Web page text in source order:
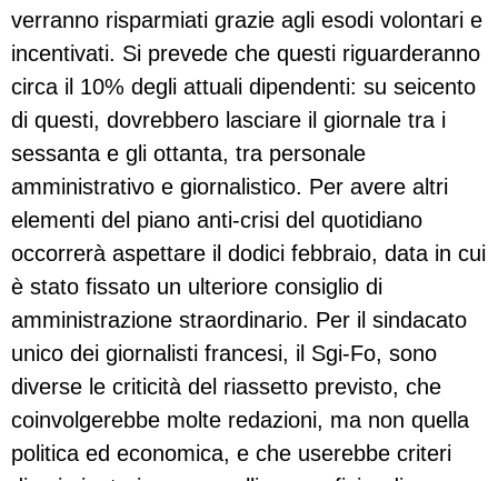
verranno risparmiati grazie agli esodi volontari e
incentivati. Si prevede che questi riguarderanno
circa il 10% degli attuali dipendenti: su seicento
di questi, dovrebbero lasciare il giornale tra i
sessanta e gli ottanta, tra personale
amministrativo e giornalistico. Per avere altri
elementi del piano anti-crisi del quotidiano
occorrerà aspettare il dodici febbraio, data in cui
è stato fissato un ulteriore consiglio di
amministrazione straordinario. Per il sindacato
unico dei giornalisti francesi, il Sgi-Fo, sono
diverse le criticità del riassetto previsto, che
coinvolgerebbe molte redazioni, ma non quella
politica ed economica, e che userebbe criteri